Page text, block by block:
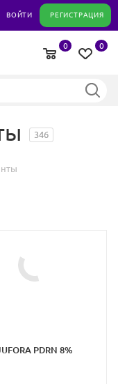
ВОЙТИ РЕГИСТРАЦИЯ
0
0
346
JUFORA PDRN 8%